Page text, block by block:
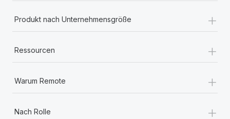
Produkt nach Unternehmensgröße +
Ressourcen +
Warum Remote +
Nach Rolle +